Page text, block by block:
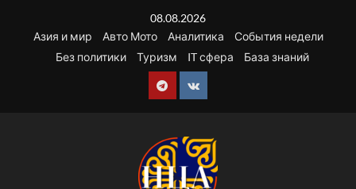
содержимому
08.08.2026
Азия и мир
Авто Мото Аналитика
События недели
Без политики
Туризм IT сфера База знаний
Telegram
VK